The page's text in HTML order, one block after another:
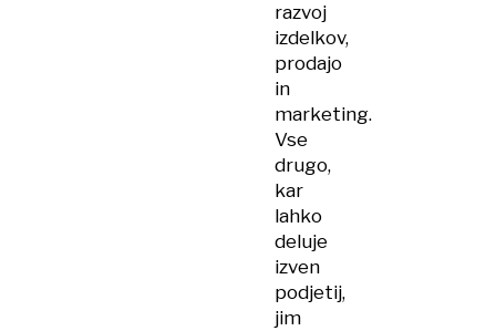
razvoj
izdelkov,
prodajo
in
marketing.
Vse
drugo,
kar
lahko
deluje
izven
podjetij,
jim